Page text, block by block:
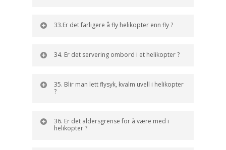
33.Er det farligere å fly helikopter enn fly ?
34. Er det servering ombord i et helikopter ?
35. Blir man lett flysyk, kvalm uvell i helikopter
?
36. Er det aldersgrense for å være med i
helikopter ?